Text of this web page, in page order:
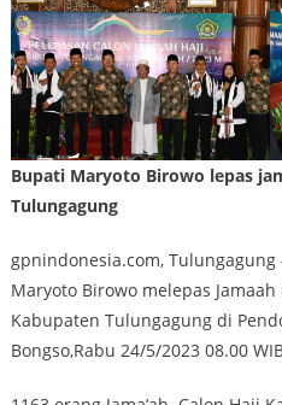
Bupati Maryoto Birowo lepas
Tulungagung
gpnindonesia.com,
Maryoto Birowo melepas
Kabupaten Tulungagung di
Bongso,Rabu 24/5/2023 08.00